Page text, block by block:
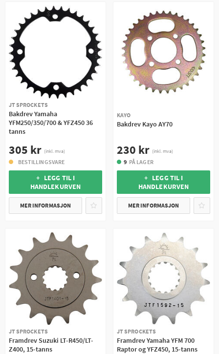
JT SPROCKETS
Bakdrev Yamaha
YFM250/350/700 & YFZ450 36
tanns
305 kr (inkl. mva)
BESTILLINGSVARE
+ LEGG TIL I
HANDLEKURVEN
MER INFORMASJON
KAYO
Bakdrev Kayo AY70
230 kr (inkl. mva)
9 PÅ LAGER
+ LEGG TIL I
HANDLEKURVEN
MER INFORMASJON
JT SPROCKETS
Framdrev Suzuki LT-R450/LT-
Z400, 15-tanns
JT SPROCKETS
Framdrev Yamaha YFM 700
Raptor og YFZ450, 15-tanns